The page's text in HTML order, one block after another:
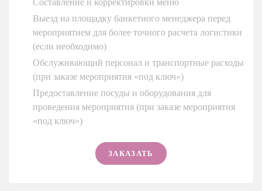
Составление и корректировки меню
Выезд на площадку банкетного менеджера перед
мероприятием для более точного расчета логистики
(если необходимо)
Обслуживающий персонал и транспортные расходы
(при заказе мероприятия «под ключ»)
Предоставление посуды и оборудования для
проведения мероприятия (при заказе мероприятия
«под ключ»)
ЗАКАЗАТЬ